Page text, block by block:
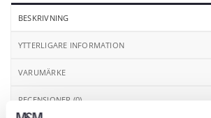
BESKRIVNING
YTTERLIGARE INFORMATION
VARUMÄRKE
RECENSIONER (0)